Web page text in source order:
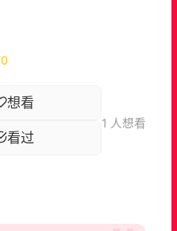
想看
看过
1 人想看